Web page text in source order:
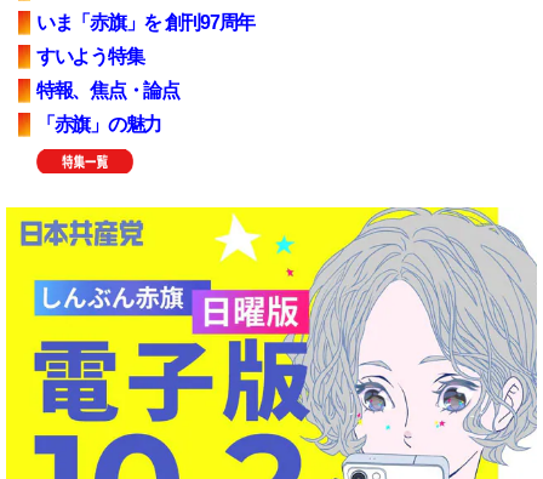
いま「赤旗」を 創刊97周年
すいよう特集
特報、焦点・論点
「赤旗」の魅力